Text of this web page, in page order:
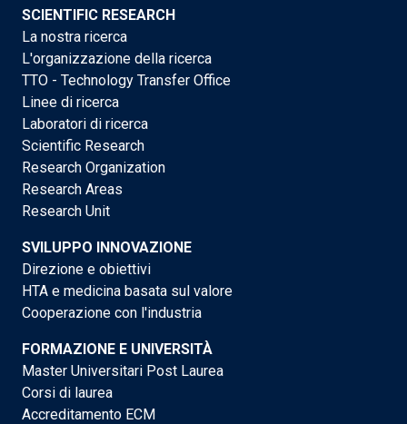
SCIENTIFIC RESEARCH
La nostra ricerca
L'organizzazione della ricerca
TTO - Technology Transfer Office
Linee di ricerca
Laboratori di ricerca
Scientific Research
Research Organization
Research Areas
Research Unit
SVILUPPO INNOVAZIONE
Direzione e obiettivi
HTA e medicina basata sul valore
Cooperazione con l'industria
FORMAZIONE E UNIVERSITÀ
Master Universitari Post Laurea
Corsi di laurea
Accreditamento ECM